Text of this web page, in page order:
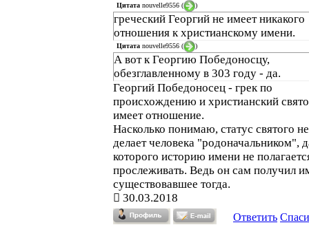
Цитата nouvelle9556 ( )
греческий Георгий не имеет никакого
отношения к христианскому имени.
Цитата nouvelle9556 ( )
А вот к Георгию Победоносцу,
обезглавленному в 303 году - да.
Георгий Победоносец - грек по
происхождению и христианский
имеет отношение.
Насколько понимаю, статус святого не
делает человека "родоначальником",
которого историю имени не
прослеживать. Ведь он сам получил
существовавшее тогда.
30.03.2018
Ответить